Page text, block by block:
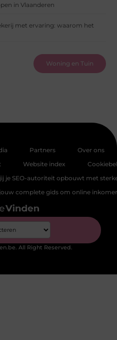
in Vlaanderen
met ervaring: waarom het
Woning en Tuin
Partners
Over ons
Website index
je SEO-autoriteit opbouwt met
complete gids om online
All Right Reserved.